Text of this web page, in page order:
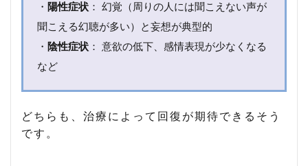
ま
と
め
・ 陽性症状 ： 幻覚（周りの人には聞こえない声が
聞こえる幻聴が多い）と妄想が典型的
・ 陰性症状 ： 意欲の低下、感情表現が少なくなる
など
どちらも、治療によって回復が期待できるそう
です。